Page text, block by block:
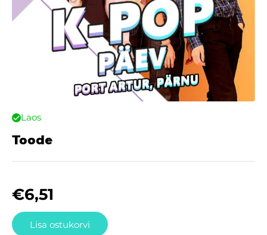
Laos
Toode
€6,51
Lisa ostukorvi